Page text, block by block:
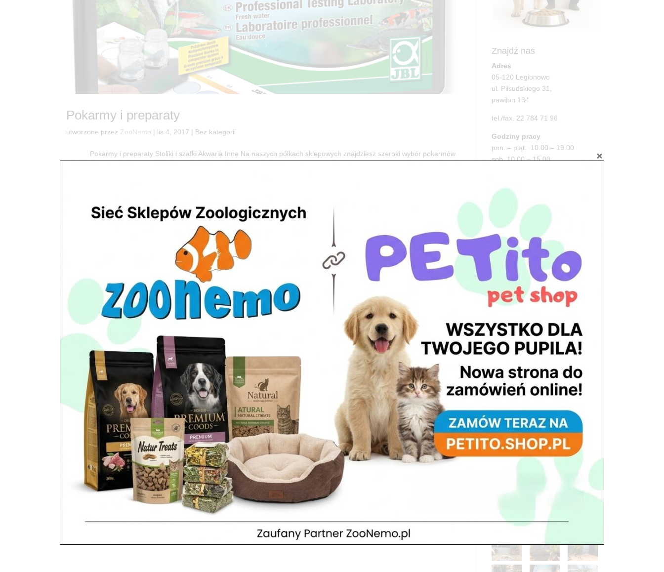
Pokarmy i preparaty
utworzone przez ZooNemo | lis 4, 2017 | Bez kategorii
Pokarmy i preparaty Stoliki i szafki Akwaria Inne Na naszych półkach sklepowych znajdziesz szeroki wybór pokarmów
Znajdź nas
Adres
05-120 Legionowo
ul. Piłsudskiego 31,
pawilon 134
tel./fax. 22 784 71 96
Godziny pracy
pon. – piąt. 10.00 – 19.00
sob. 10.00 – 15.00
Adres
05-100 Nowy Dwór Mazowiecki
ul. Leśna 2
tel. 503 900 215
Godziny pracy
pon. – piąt. 10.00 – 19.00
sob. 8.00 – 15.00
niedz. zamknięte